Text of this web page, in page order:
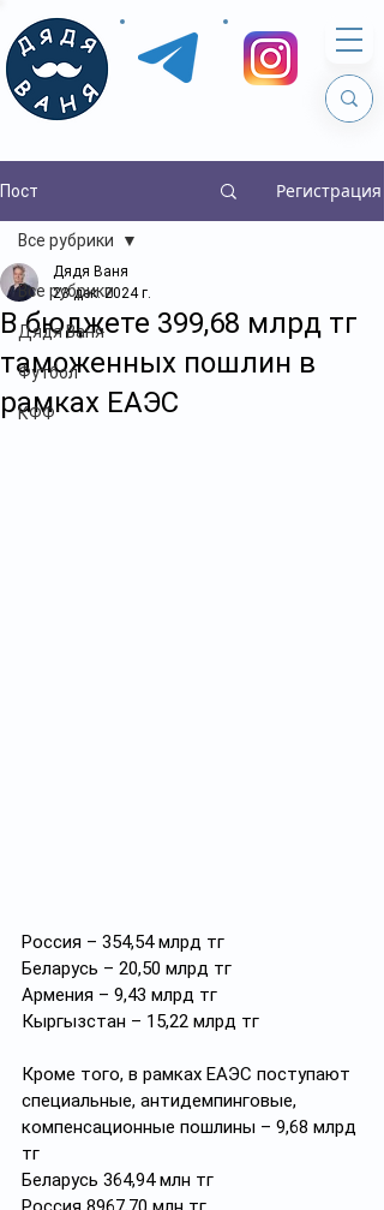
Пост Регистрация
Все рубрики
Дядя Ваня
Футбол
КФФ
Все рубрики
В бюджете 399,68 млрд тг
таможенных пошлин в
рамках ЕАЭС
Дядя Ваня
23 дек. 2024 г.
Россия – 354,54 млрд тг
Беларусь – 20,50 млрд тг
Армения – 9,43 млрд тг
Кыргызстан – 15,22 млрд тг
Кроме того, в рамках ЕАЭС поступают
специальные, антидемпинговые,
компенсационные пошлины – 9,68 млрд
тг
Беларусь 364,94 млн тг